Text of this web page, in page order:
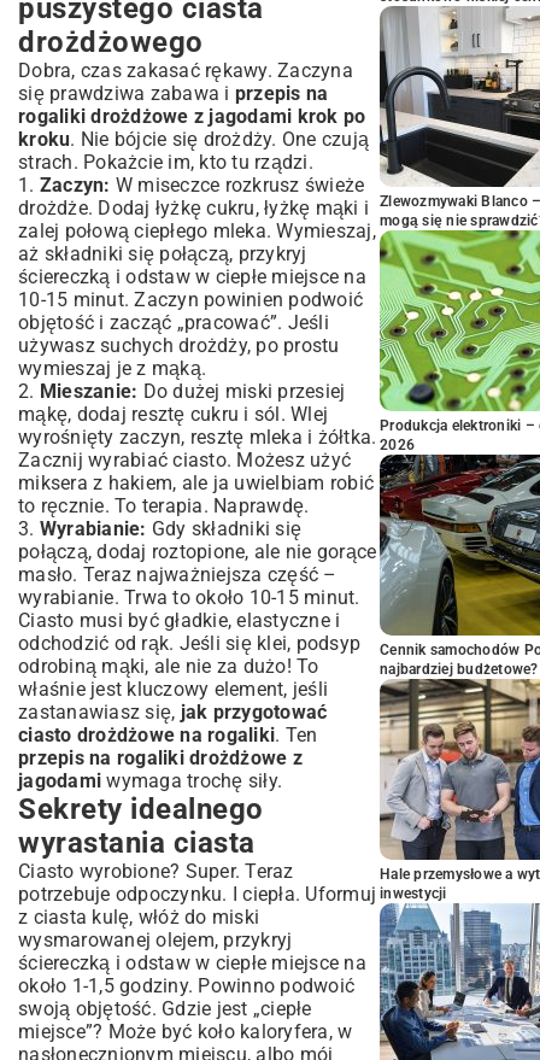
puszystego ciasta
drożdżowego
Dobra, czas zakasać rękawy. Zaczyna
się prawdziwa zabawa i przepis na
rogaliki drożdżowe z jagodami krok po
kroku. Nie bójcie się drożdży. One czują
strach. Pokażcie im, kto tu rządzi.
1. Zaczyn: W miseczce rozkrusz świeże
drożdże. Dodaj łyżkę cukru, łyżkę mąki i
zalej połową ciepłego mleka. Wymieszaj,
aż składniki się połączą, przykryj
ściereczką i odstaw w ciepłe miejsce na
10-15 minut. Zaczyn powinien podwoić
objętość i zacząć „pracować”. Jeśli
używasz suchych drożdży, po prostu
wymieszaj je z mąką.
2. Mieszanie: Do dużej miski przesiej
mąkę, dodaj resztę cukru i sól. Wlej
wyrośnięty zaczyn, resztę mleka i żółtka.
Zacznij wyrabiać ciasto. Możesz użyć
miksera z hakiem, ale ja uwielbiam robić
to ręcznie. To terapia. Naprawdę.
3. Wyrabianie: Gdy składniki się
połączą, dodaj roztopione, ale nie gorące
masło. Teraz najważniejsza część –
wyrabianie. Trwa to około 10-15 minut.
Ciasto musi być gładkie, elastyczne i
odchodzić od rąk. Jeśli się klei, podsyp
odrobiną mąki, ale nie za dużo! To
właśnie jest kluczowy element, jeśli
zastanawiasz się, jak przygotować
ciasto drożdżowe na rogaliki. Ten
przepis na rogaliki drożdżowe z
jagodami wymaga trochę siły.
Sekrety idealnego
wyrastania ciasta
Ciasto wyrobione? Super. Teraz
potrzebuje odpoczynku. I ciepła. Uformuj
z ciasta kulę, włóż do miski
wysmarowanej olejem, przykryj
ściereczką i odstaw w ciepłe miejsce na
około 1-1,5 godziny. Powinno podwoić
swoją objętość. Gdzie jest „ciepłe
miejsce”? Może być koło kaloryfera, w
nasłonecznionym miejscu, albo mój
Zlewozmywaki Blanco
mogą się nie
Produkcja elektroniki –
2026
Cennik samochodów
najbardziej budżetowe?
Hale przemysłowe a
inwestycji